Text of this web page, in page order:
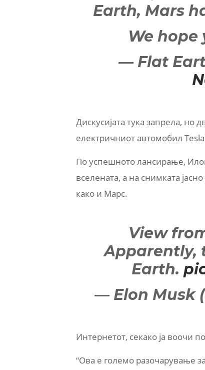
Earth, Mars
We
— Flat
Дискусијата тука запрела,
електричниот автомобил
По успешното лансирање,
вселената, а на снимката
како и Марс.
View
Apparently,
Earth.
— Elon Musk
Интернетот, секако ја воочи
“Ова е големо разочарување